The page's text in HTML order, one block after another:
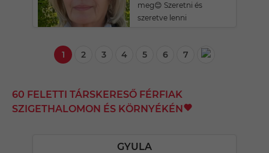
meg😊 Szeretni és
szeretve lenni
1 2 3 4 5 6 7
60 FELETTI TÁRSKERESŐ FÉRFIAK
SZIGETHALOMON ÉS KÖRNYÉKÉN
GYULA